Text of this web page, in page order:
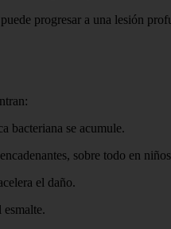
progresar a una lesión
bacteriana se acumule.
sobre todo en
el daño.